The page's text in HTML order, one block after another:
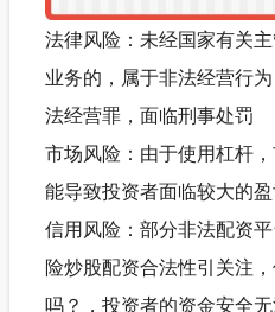
法律风险：未经国家有关
业务的，属于非法经营行
法经营罪，面临刑事处罚
市场风险：由于使用杠杆
能导致投资者面临较大的盈
信用风险：部分非法配资
险炒股配资合法性引关注
吗？，投资者的资金安全无